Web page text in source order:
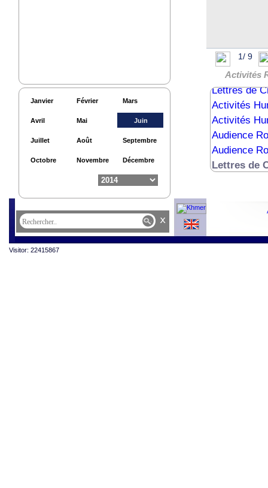
Janvier Février Mars
Avril Mai Juin
Juillet Août Septembre
Octobre Novembre Décembre
1/ 9
Activités
78ème
Cérémonie
Audience
Lettres de
Activités
Activités
Audience
Audience
Lettres de
x
Visitor: 22415867